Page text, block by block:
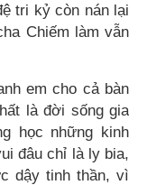
tri kỷ còn nán lại
Chiếm làm vẫn
em cho cả bàn
là đời sống gia
học những kinh
đâu chỉ là ly bia,
dậy tinh thần, vì